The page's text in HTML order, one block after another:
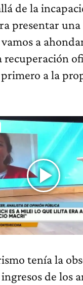
de la
presentar
a
recuperación
a la
tenía la
de los